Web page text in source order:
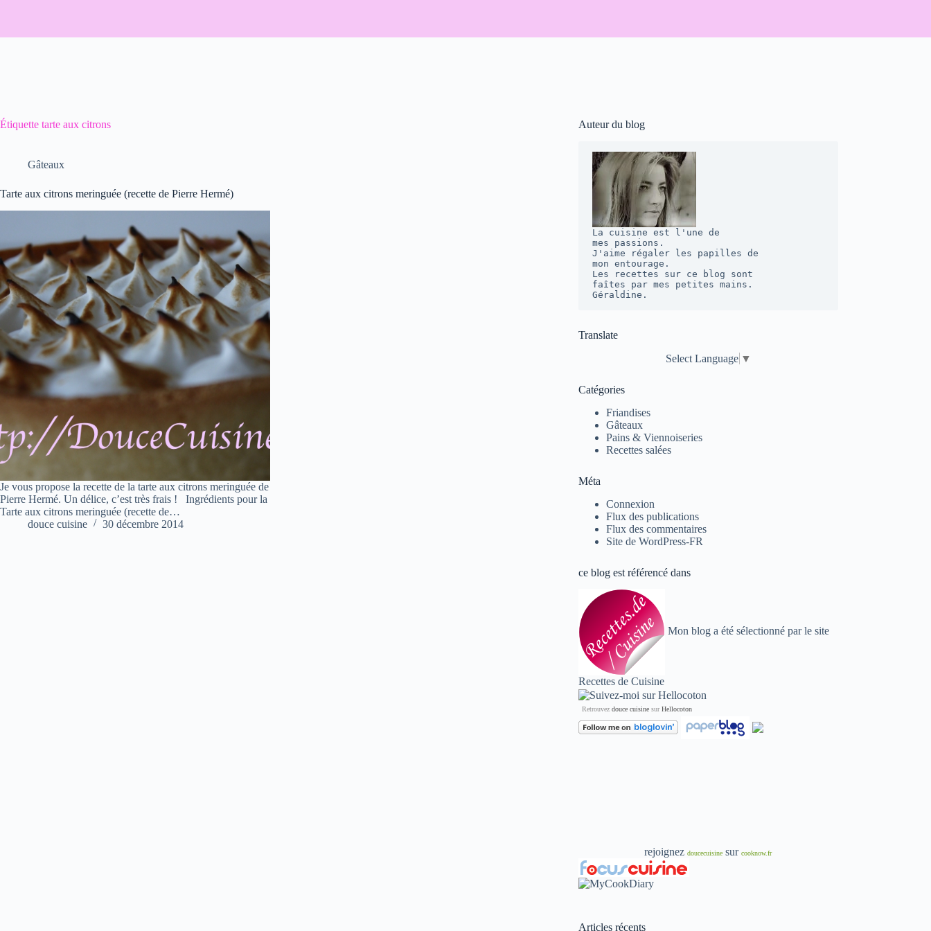
Étiquette tarte aux citrons
Gâteaux
Tarte aux citrons meringuée (recette de Pierre Hermé)
Je vous propose la recette de la tarte aux citrons meringuée de
Pierre Hermé. Un délice, c’est très frais ! Ingrédients pour la
Tarte aux citrons meringuée (recette de…
douce cuisine
30 décembre 2014
Auteur du blog
La cuisine est l'une de
mes passions.
J'aime régaler les papilles de
mon entourage.
Les recettes sur ce blog sont
faîtes par mes petites mains.
Géraldine.
Translate
Select Language ▼
Catégories
Friandises
Gâteaux
Pains & Viennoiseries
Recettes salées
Méta
Connexion
Flux des publications
Flux des commentaires
Site de WordPress-FR
ce blog est référencé dans
Mon blog a été sélectionné par le site
Recettes de Cuisine
Retrouvez douce cuisinesurHellocoton
rejoignezdoucecuisine surcooknow.fr
Articles récents